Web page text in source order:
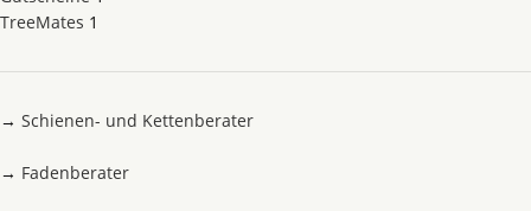
TreeMates 1
→ Schienen- und Kettenberater
→ Fadenberater